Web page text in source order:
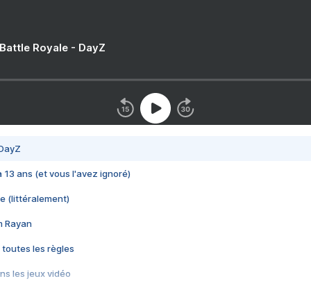
Royale - DayZ
13 ans (et vous l'avez ignoré)
(littéralement)
Rayan
toutes les règles
les jeux vidéo